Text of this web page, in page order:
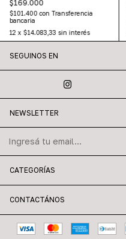
$169.000
$101.400con Transferencia
bancaria
12 x $14.083,33 sin interés
SEGUINOS EN
NEWSLETTER
CATEGORÍAS
CONTACTÁNOS